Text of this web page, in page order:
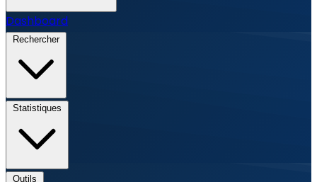
Dashboard
Rechercher
Statistiques
Outils